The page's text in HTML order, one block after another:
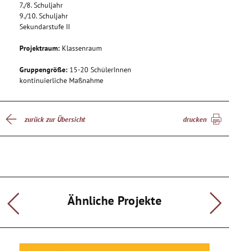
7./8. Schuljahr
9./10. Schuljahr
Sekundarstufe II
Projektraum: Klassenraum
Gruppengröße: 15-20 SchülerInnen
kontinuierliche Maßnahme
zurück zur Übersicht drucken
Ähnliche Projekte